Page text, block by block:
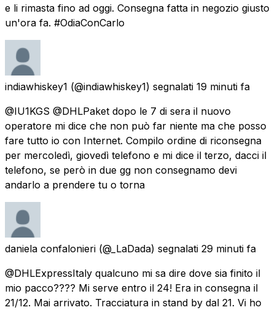
e li rimasta fino ad oggi. Consegna fatta in negozio giusto
un'ora fa. #OdiaConCarlo
indiawhiskey1 (@indiawhiskey1) segnalati 19 minuti fa
@IU1KGS @DHLPaket dopo le 7 di sera il nuovo
operatore mi dice che non può far niente ma che posso
fare tutto io con Internet. Compilo ordine di riconsegna
per mercoledì, giovedì telefono e mi dice il terzo, dacci il
telefono, se però in due gg non consegnamo devi
andarlo a prendere tu o torna
daniela confalonieri (@_LaDada) segnalati 29 minuti fa
@DHLExpressItaly qualcuno mi sa dire dove sia finito il
mio pacco???? Mi serve entro il 24! Era in consegna il
21/12. Mai arrivato. Tracciatura in stand by dal 21. Vi ho